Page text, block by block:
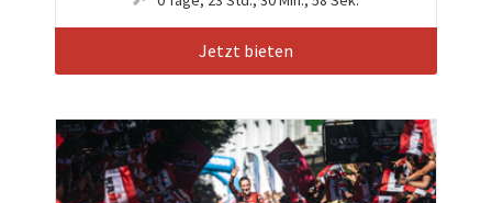
Jetzt bieten